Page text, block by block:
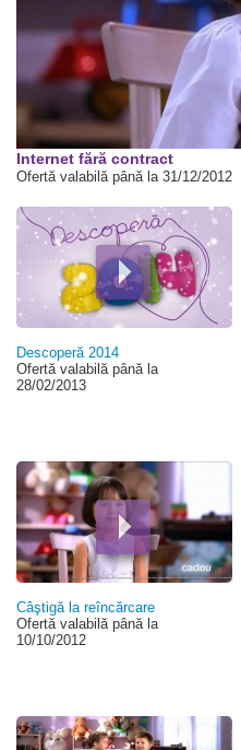
Internet fără contract
Ofertă valabilă până la 31/12/2012
Descoperă 2014
Ofertă valabilă până la
28/02/2013
Câştigă la reîncărcare
Ofertă valabilă până la
10/10/2012